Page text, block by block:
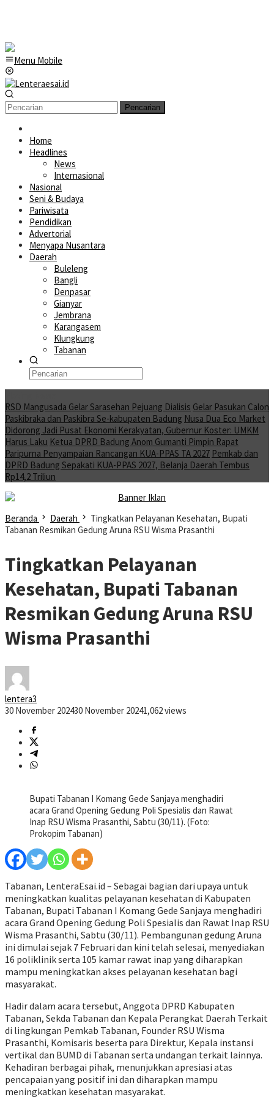
Menu Mobile
Pencarian
Home
Headlines
News
Internasional
Nasional
Seni & Budaya
Pariwisata
Pendidikan
Advertorial
Menyapa Nusantara
Daerah
Buleleng
Bangli
Denpasar
Gianyar
Jembrana
Karangasem
Klungkung
Tabanan
RSD Mangusada Gelar Sarasehan Pejuang Dialisis Gelar Pasukan Calon
Paskibraka dan Paskibra Se-kabupaten Badung Nusa Dua Eco Market
Didorong Jadi Pusat Ekonomi Kerakyatan, Gubernur Koster: UMKM
Harus Laku Ketua DPRD Badung Anom Gumanti Pimpin Rapat
Paripurna Penyampaian Rancangan KUA-PPAS TA 2027 Pemkab dan
DPRD Badung Sepakati KUA-PPAS 2027, Belanja Daerah Tembus
Rp14,2 Triliun
Beranda Daerah
Tingkatkan Pelayanan Kesehatan, Bupati
Tabanan Resmikan Gedung Aruna RSU Wisma Prasanthi
Tingkatkan Pelayanan
Kesehatan, Bupati Tabanan
Resmikan Gedung Aruna RSU
Wisma Prasanthi
lentera3
30 November 202430 November 20241,062 views
Bupati Tabanan I Komang Gede Sanjaya menghadiri
acara Grand Opening Gedung Poli Spesialis dan Rawat
Inap RSU Wisma Prasanthi, Sabtu (30/11). (Foto:
Prokopim Tabanan)
Tabanan, LenteraEsai.id – Sebagai bagian dari upaya untuk
meningkatkan kualitas pelayanan kesehatan di Kabupaten
Tabanan, Bupati Tabanan I Komang Gede Sanjaya menghadiri
acara Grand Opening Gedung Poli Spesialis dan Rawat Inap RSU
Wisma Prasanthi, Sabtu (30/11). Pembangunan gedung Aruna
ini dimulai sejak 7 Februari dan kini telah selesai, menyediakan
16 poliklinik serta 105 kamar rawat inap yang diharapkan
mampu meningkatkan akses pelayanan kesehatan bagi
masyarakat.
Hadir dalam acara tersebut, Anggota DPRD Kabupaten
Tabanan, Sekda Tabanan dan Kepala Perangkat Daerah Terkait
di lingkungan Pemkab Tabanan, Founder RSU Wisma
Prasanthi, Komisaris beserta para Direktur, Kepala instansi
vertikal dan BUMD di Tabanan serta undangan terkait lainnya.
Kehadiran berbagai pihak, menunjukkan apresiasi atas
pencapaian yang positif ini dan diharapkan mampu
meningkatkan kesehatan masyarakat.